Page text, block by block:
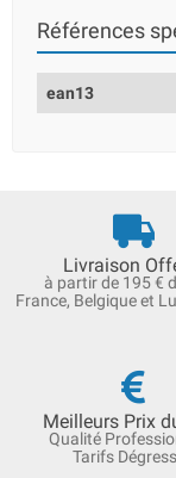
Références
ean13
Livraison
à partir de 195 €
France, Belgique et
Meilleurs Prix
Qualité
Tarifs